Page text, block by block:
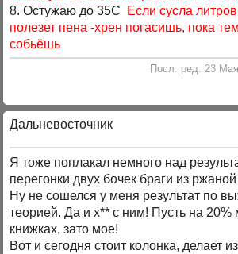
8. Остужаю до 35С
Если сусла
полезет пена -хрен погасишь, пока
собьёшь
Посл. ред. 23
Дальневосточник
Я тоже поплакал немного над
перегонки двух бочек браги из
Ну не сошелся у меня результат по
теорией. Да и х** с ним! Пусть на
книжках, зато мое!
Вот и сегодня стоит колонка, делает